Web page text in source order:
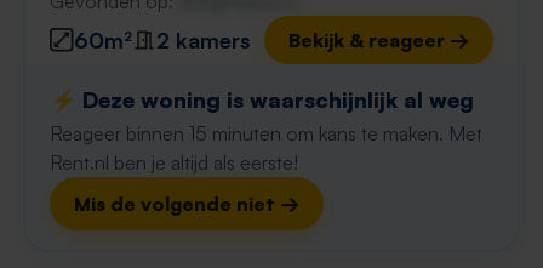
60m² 2 kamers Bekijk & reageer →
⚡️ Deze woning is waarschijnlijk al weg
Reageer binnen 15 minuten om kans te maken. Met
Rent.nl ben je altijd als eerste!
Mis de volgende niet →